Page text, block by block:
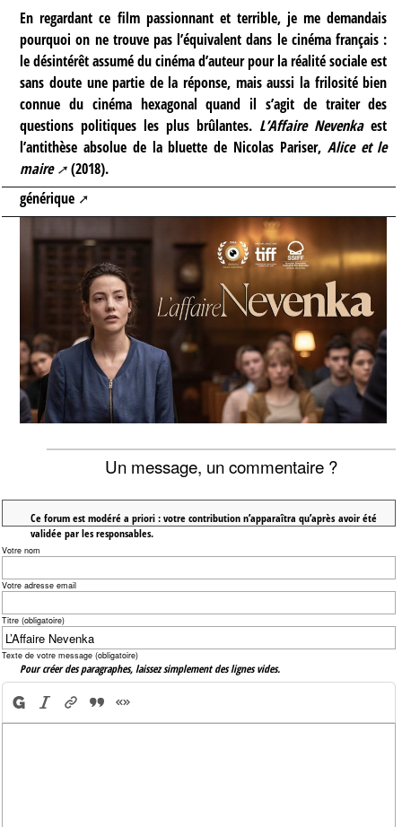
En regardant ce film passionnant et terrible, je me demandais
pourquoi on ne trouve pas l’équivalent dans le cinéma français :
le désintérêt assumé du cinéma d’auteur pour la réalité sociale est
sans doute une partie de la réponse, mais aussi la frilosité bien
connue du cinéma hexagonal quand il s’agit de traiter des
questions politiques les plus brûlantes. L’Affaire Nevenkaest
l’antithèse absolue de la bluette de Nicolas Pariser, Alice et le
maire
(2018).
générique
Un message, un commentaire ?
Ce forum est modéré a priori : votre contribution n’apparaîtra qu’après avoir été
validée par les responsables.
Votre nom
Votre adresse email
Titre (obligatoire)
Texte de votre message (obligatoire)
Pour créer des paragraphes, laissez simplement des lignes vides.